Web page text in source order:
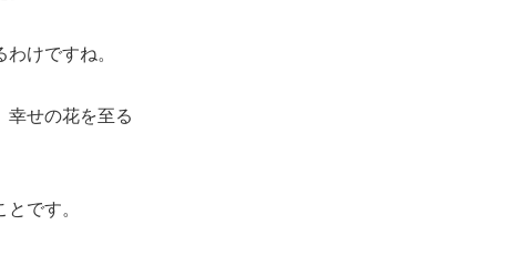
けですね。
せの花を至る
です。